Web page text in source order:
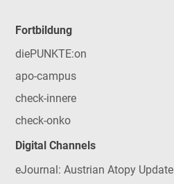
Fortbildung
diePUNKTE:on
apo-campus
check-innere
check-onko
Digital Channels
eJournal: Austrian Atopy Update